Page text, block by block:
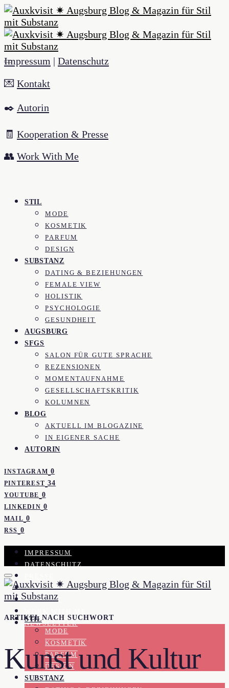
Impressum | Datenschutz
💌 Kontakt
✒️ Autorin
🧾 Kooperation & Presse
👥 Work With Me
STIL
MODE
KOSMETIK
PARFUM
DESIGN
SUBSTANZ
DATING & BEZIEHUNGEN
FEMALE VIEW
HOLISTIK
PSYCHOLOGIE
GESUNDHEIT
AUGSBURG
SFGS
SALON FÜR GUTE SPRACHE
REZENSIONEN
MOMENTAUFNAHME
GESELLSCHAFTSKRITIK
KOLUMNEN
BLOG
AKTUELL IM BLOGAZINE
IN EIGENER SACHE
AUTORIN
INSTAGRAM 0
PINTEREST 34
YOUTUBE 0
LINKEDIN 0
MAIL 0
RSS 0
IMPRESSUM
DATENSCHUTZ
KOOPERATION
KONTAKT
NEWSLETTER
STIL
MODE
KOSMETIK
PARFUM
DESIGN
SUBSTANZ
ARTIKEL NACH SUCHWORT
Kunst und Kultur